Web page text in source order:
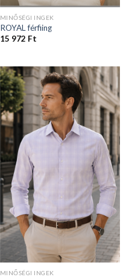
MINŐSÉGI INGEK
ROYAL férfiing
15 972 Ft
MINŐSÉGI INGEK